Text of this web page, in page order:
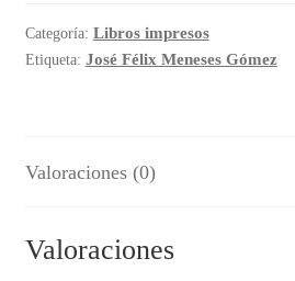
cantidad
Categoría: Libros impresos
Etiqueta: José Félix Meneses Gómez
Valoraciones (0)
Valoraciones